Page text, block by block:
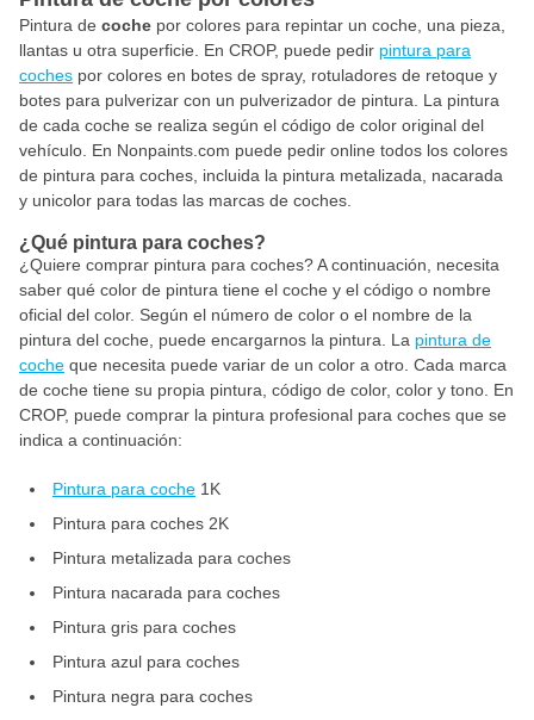
Pintura de coche por colores para repintar un coche, una pieza,
llantas u otra superficie. En CROP, puede pedir pintura para
coches por colores en botes de spray, rotuladores de retoque y
botes para pulverizar con un pulverizador de pintura. La pintura
de cada coche se realiza según el código de color original del
vehículo. En Nonpaints.com puede pedir online todos los colores
de pintura para coches, incluida la pintura metalizada, nacarada
y unicolor para todas las marcas de coches.
¿Qué pintura para coches?
¿Quiere comprar pintura para coches? A continuación, necesita
saber qué color de pintura tiene el coche y el código o nombre
oficial del color. Según el número de color o el nombre de la
pintura del coche, puede encargarnos la pintura. La pintura de
coche que necesita puede variar de un color a otro. Cada marca
de coche tiene su propia pintura, código de color, color y tono. En
CROP, puede comprar la pintura profesional para coches que se
indica a continuación:
Pintura para coche 1K
Pintura para coches 2K
Pintura metalizada para coches
Pintura nacarada para coches
Pintura gris para coches
Pintura azul para coches
Pintura negra para coches